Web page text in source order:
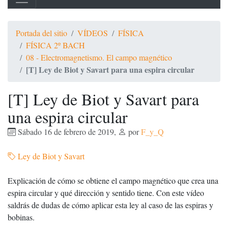
Portada del sitio VÍDEOS
FÍSICA
FÍSICA 2º BACH
08 - Electromagnetismo. El campo magnético
[T] Ley de Biot y Savart para una espira circular
[T] Ley de Biot y Savart para
una espira circular
Sábado 16 de febrero de 2019, porF_y_Q
Ley de Biot y Savart
Explicación de cómo se obtiene el campo magnético que crea una
espira circular y qué dirección y sentido tiene. Con este vídeo
saldrás de dudas de cómo aplicar esta ley al caso de las espiras y
bobinas.